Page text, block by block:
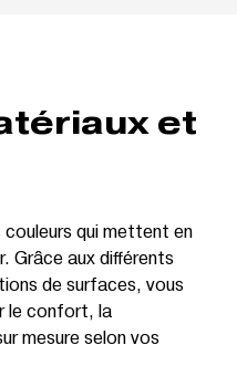
et
qui mettent en
Grâce aux différents
de surfaces, vous
le confort, la
mesure selon vos